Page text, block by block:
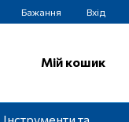
Бажання Вхід
Мій кошик